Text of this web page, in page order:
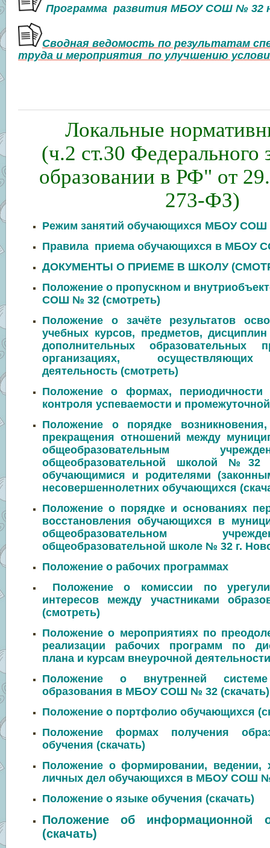
Программа развития МБОУ СОШ № 32
Сводная ведомость по результатам
труда и мероприятия по улучшению
Локальные
(ч.2 ст.30 Федерального
образовании в РФ" от
273-ФЗ)
Режим занятий обучающихся МБОУ
Правила приема обучающихся в МБОУ
ДОКУМЕНТЫ О ПРИЕМЕ В ШКОЛУ
Положение о пропускном и
СОШ № 32 (смотреть)
Положение о зачёте результатов
учебных курсов, предметов,
дополнительных образовательных
организациях, осуществляющих
деятельность (смотреть)
Положение о формах, периодичности
контроля успеваемости и промежуточной
Положение о порядке
прекращения отношений между
общеобразовательным
общеобразовательной школой №32
обучающимися и родителями
несовершеннолетних обучающихся
Положение о порядке и основаниях
восстановления обучающихся в
общеобразовательном
общеобразовательной школе № 32 г.
Положение о рабочих программах
Положение о комиссии по
интересов между участниками
(смотреть)
Положение о мероприятиях по
реализации рабочих программ по
плана и курсам внеурочной
Положение о внутренней
образования в МБОУ СОШ № 32 (скачать)
Положение о портфолио обучающихся
Положение формах получения
обучения (скачать)
Положение о формировании, ведении,
личных дел обучающихся в МБОУ СОШ
Положение о языке обучения (скачать)
Положение об информационной
(скачать)